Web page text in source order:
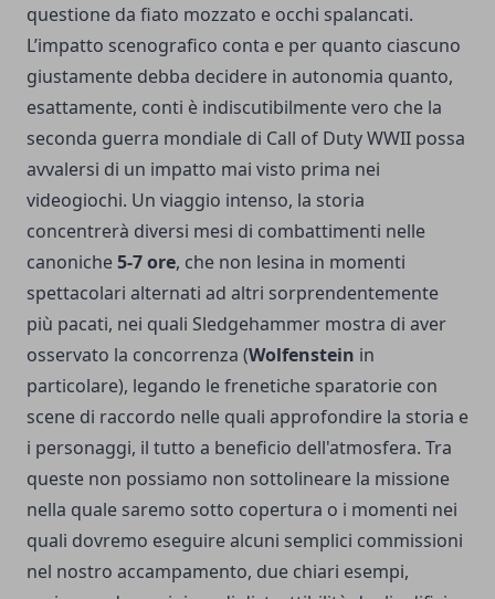
questione da fiato mozzato e occhi spalancati.
L’impatto scenografico conta e per quanto ciascuno
giustamente debba decidere in autonomia quanto,
esattamente, conti è indiscutibilmente vero che la
seconda guerra mondiale di Call of Duty WWII possa
avvalersi di un impatto mai visto prima nei
videogiochi. Un viaggio intenso, la storia
concentrerà diversi mesi di combattimenti nelle
canoniche5-7 ore, che non lesina in momenti
spettacolari alternati ad altri sorprendentemente
più pacati, nei quali Sledgehammer mostra di aver
osservato la concorrenza (Wolfenstein in
particolare), legando le frenetiche sparatorie con
scene di raccordo nelle quali approfondire la storia e
i personaggi, il tutto a beneficio dell'atmosfera. Tra
queste non possiamo non sottolineare la missione
nella quale saremo sotto copertura o i momenti nei
quali dovremo eseguire alcuni semplici commissioni
nel nostro accampamento, due chiari esempi,